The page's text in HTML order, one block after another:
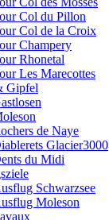
Col du Pillon
Col de la Croix
Champery
Rhonetal
Les Marecottes
Gipfel
de Naye
Glacier3000
du Midi
Schwarzsee
Moleson